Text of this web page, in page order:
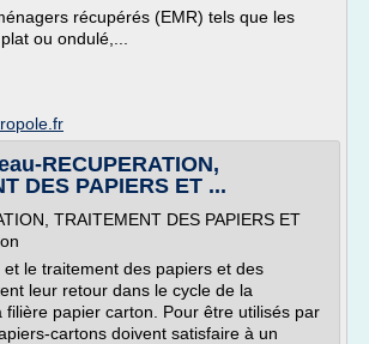
récupérés (EMR) tels que les
ou ondulé,...
RECUPERATION,
DES PAPIERS ET ...
TRAITEMENT DES PAPIERS ET
le traitement des papiers et des
leur retour dans le cycle de la
filière papier carton. Pour être utilisés par
cartons doivent satisfaire à un